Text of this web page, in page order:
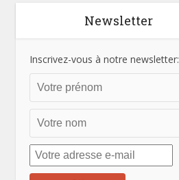
Newsletter
Inscrivez-vous à notre newsletter: